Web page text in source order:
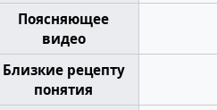
Поясняющее
видео
Близкие рецепту
понятия